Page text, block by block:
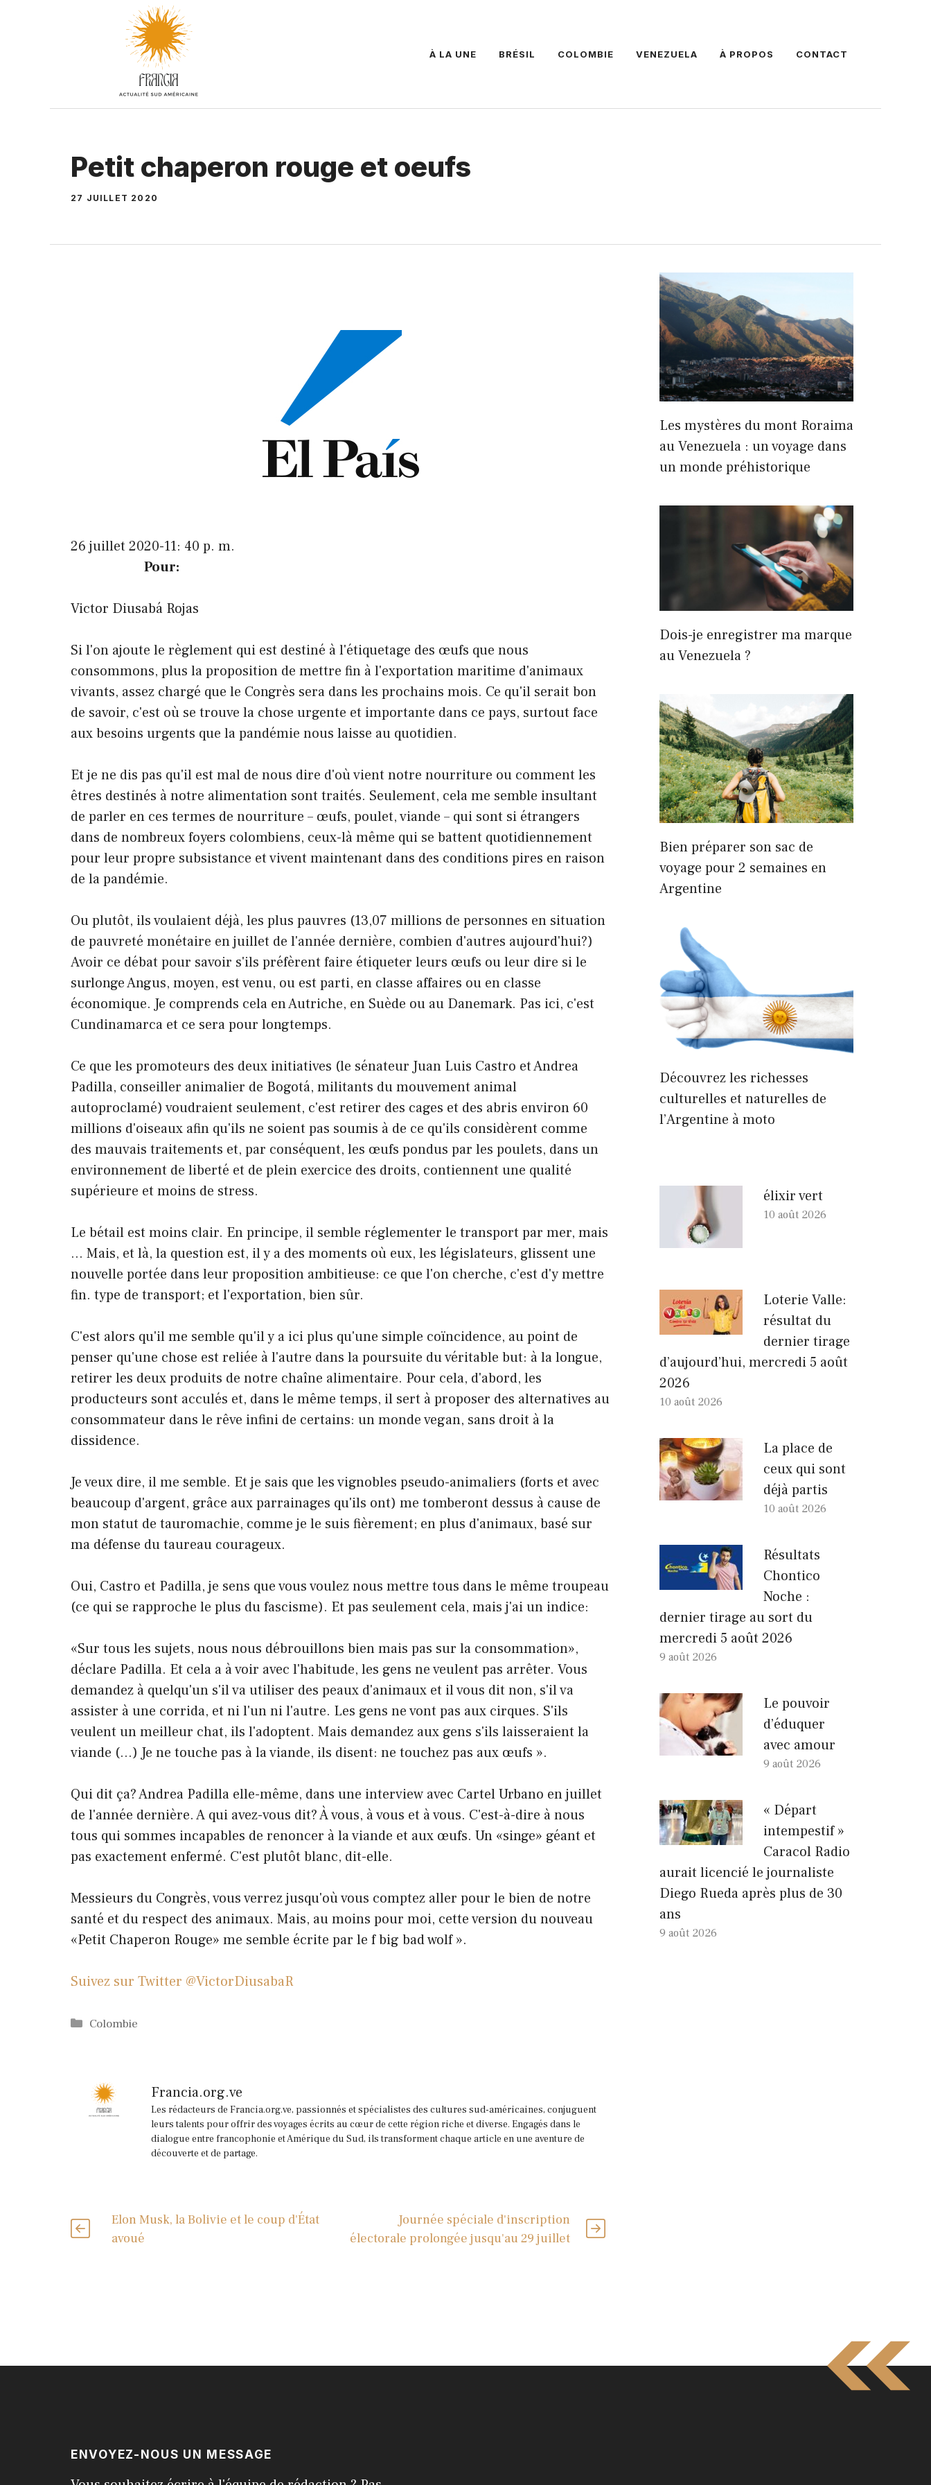
À LA UNE BRÉSIL COLOMBIE VENEZUELA À PROPOS CONTACT
Petit chaperon rouge et oeufs
27 JUILLET 2020
26 juillet 2020-11: 40 p. m.
Pour:
Victor Diusabá Rojas
Si l'on ajoute le règlement qui est destiné à l'étiquetage des œufs que nous
consommons, plus la proposition de mettre fin à l'exportation maritime d'animaux
vivants, assez chargé que le Congrès sera dans les prochains mois. Ce qu'il serait bon
de savoir, c'est où se trouve la chose urgente et importante dans ce pays, surtout face
aux besoins urgents que la pandémie nous laisse au quotidien.
Et je ne dis pas qu'il est mal de nous dire d'où vient notre nourriture ou comment les
êtres destinés à notre alimentation sont traités. Seulement, cela me semble insultant
de parler en ces termes de nourriture – œufs, poulet, viande – qui sont si étrangers
dans de nombreux foyers colombiens, ceux-là même qui se battent quotidiennement
pour leur propre subsistance et vivent maintenant dans des conditions pires en raison
de la pandémie.
Ou plutôt, ils voulaient déjà, les plus pauvres (13,07 millions de personnes en situation
de pauvreté monétaire en juillet de l'année dernière, combien d'autres aujourd'hui?)
Avoir ce débat pour savoir s'ils préfèrent faire étiqueter leurs œufs ou leur dire si le
surlonge Angus, moyen, est venu, ou est parti, en classe affaires ou en classe
économique. Je comprends cela en Autriche, en Suède ou au Danemark. Pas ici, c'est
Cundinamarca et ce sera pour longtemps.
Ce que les promoteurs des deux initiatives (le sénateur Juan Luis Castro et Andrea
Padilla, conseiller animalier de Bogotá, militants du mouvement animal
autoproclamé) voudraient seulement, c'est retirer des cages et des abris environ 60
millions d'oiseaux afin qu'ils ne soient pas soumis à de ce qu'ils considèrent comme
des mauvais traitements et, par conséquent, les œufs pondus par les poulets, dans un
environnement de liberté et de plein exercice des droits, contiennent une qualité
supérieure et moins de stress.
Le bétail est moins clair. En principe, il semble réglementer le transport par mer, mais
… Mais, et là, la question est, il y a des moments où eux, les législateurs, glissent une
nouvelle portée dans leur proposition ambitieuse: ce que l'on cherche, c'est d'y mettre
fin. type de transport; et l'exportation, bien sûr.
C'est alors qu'il me semble qu'il y a ici plus qu'une simple coïncidence, au point de
penser qu'une chose est reliée à l'autre dans la poursuite du véritable but: à la longue,
retirer les deux produits de notre chaîne alimentaire. Pour cela, d'abord, les
producteurs sont acculés et, dans le même temps, il sert à proposer des alternatives au
consommateur dans le rêve infini de certains: un monde vegan, sans droit à la
dissidence.
Je veux dire, il me semble. Et je sais que les vignobles pseudo-animaliers (forts et avec
beaucoup d'argent, grâce aux parrainages qu'ils ont) me tomberont dessus à cause de
mon statut de tauromachie, comme je le suis fièrement; en plus d'animaux, basé sur
ma défense du taureau courageux.
Oui, Castro et Padilla, je sens que vous voulez nous mettre tous dans le même troupeau
(ce qui se rapproche le plus du fascisme). Et pas seulement cela, mais j'ai un indice:
«Sur tous les sujets, nous nous débrouillons bien mais pas sur la consommation»,
déclare Padilla. Et cela a à voir avec l'habitude, les gens ne veulent pas arrêter. Vous
demandez à quelqu'un s'il va utiliser des peaux d'animaux et il vous dit non, s'il va
assister à une corrida, et ni l'un ni l'autre. Les gens ne vont pas aux cirques. S'ils
veulent un meilleur chat, ils l'adoptent. Mais demandez aux gens s'ils laisseraient la
viande (…) Je ne touche pas à la viande, ils disent: ne touchez pas aux œufs ».
Qui dit ça? Andrea Padilla elle-même, dans une interview avec Cartel Urbano en juillet
de l'année dernière. A qui avez-vous dit? À vous, à vous et à vous. C'est-à-dire à nous
tous qui sommes incapables de renoncer à la viande et aux œufs. Un «singe» géant et
pas exactement enfermé. C'est plutôt blanc, dit-elle.
Messieurs du Congrès, vous verrez jusqu'où vous comptez aller pour le bien de notre
santé et du respect des animaux. Mais, au moins pour moi, cette version du nouveau
«Petit Chaperon Rouge» me semble écrite par le f big bad wolf ».
Suivez sur Twitter @VictorDiusabaR
Catégories
Colombie
Francia.org.ve
Les rédacteurs de Francia.org.ve, passionnés et spécialistes des cultures sud-américaines, conjuguent
leurs talents pour offrir des voyages écrits au cœur de cette région riche et diverse. Engagés dans le
dialogue entre francophonie et Amérique du Sud, ils transforment chaque article en une aventure de
découverte et de partage.
Elon Musk, la Bolivie et le coup d'État
avoué
Journée spéciale d'inscription
électorale prolongée jusqu'au 29 juillet
Les mystères du mont Roraima
au Venezuela : un voyage dans
un monde préhistorique
Dois-je enregistrer ma marque
au Venezuela ?
Bien préparer son sac de
voyage pour 2 semaines en
Argentine
Découvrez les richesses
culturelles et naturelles de
l’Argentine à moto
élixir vert
10 août 2026
Loterie Valle:
résultat du
dernier tirage
d’aujourd’hui, mercredi 5 août
2026
10 août 2026
La place de
ceux qui sont
déjà partis
10 août 2026
Résultats
Chontico
Noche :
dernier tirage au sort du
mercredi 5 août 2026
9 août 2026
Le pouvoir
d’éduquer
avec amour
9 août 2026
« Départ
intempestif »
Caracol Radio
aurait licencié le journaliste
Diego Rueda après plus de 30
ans
9 août 2026
ENVOYEZ-NOUS UN MESSAGE